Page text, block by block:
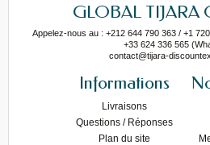
GLOBAL TIJARA
Appelez-nous au : +212 644 790 363 / +1
+33 624 336 565
contact@tijara-
Informations
Livraisons
Questions / Réponses
Plan du site